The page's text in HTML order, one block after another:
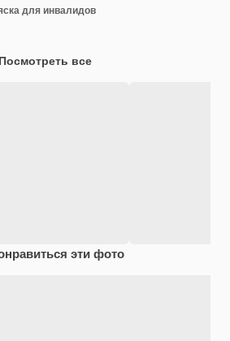
для инвалидов
Посмотреть все
эти фото